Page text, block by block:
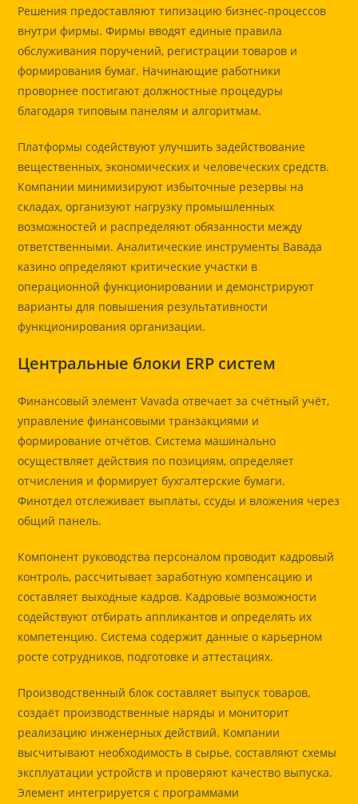
Решения предоставляют типизацию бизнес-процессов
внутри фирмы. Фирмы вводят единые правила
обслуживания поручений, регистрации товаров и
формирования бумаг. Начинающие работники
проворнее постигают должностные процедуры
благодаря типовым панелям и алгоритмам.
Платформы содействуют улучшить задействование
вещественных, экономических и человеческих средств.
Компании минимизируют избыточные резервы на
складах, организуют нагрузку промышленных
возможностей и распределяют обязанности между
ответственными. Аналитические инструменты Вавада
казино определяют критические участки в
операционной функционировании и демонстрируют
варианты для повышения результативности
функционирования организации.
Центральные блоки ERP систем
Финансовый элемент Vavada отвечает за счётный учёт,
управление финансовыми транзакциями и
формирование отчётов. Система машинально
осуществляет действия по позициям, определяет
отчисления и формирует бухгалтерские бумаги.
Финотдел отслеживает выплаты, ссуды и вложения через
общий панель.
Компонент руководства персоналом проводит кадровый
контроль, рассчитывает заработную компенсацию и
составляет выходные кадров. Кадровые возможности
содействуют отбирать аппликантов и определять их
компетенцию. Система содержит данные о карьерном
росте сотрудников, подготовке и аттестациях.
Производственный блок составляет выпуск товаров,
создаёт производственные наряды и мониторит
реализацию инженерных действий. Компании
высчитывают необходимость в сырье, составляют схемы
эксплуатации устройств и проверяют качество выпуска.
Элемент интегрируется с программами